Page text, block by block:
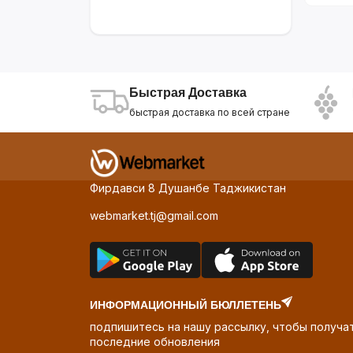
ASUS
Gamma D'ORO 108
Быстрая Доставка
быстрая доставка по всей стране
Фирдавси 8 Душанбе Таджикистан
webmarket.tj@gmail.com
ИНФОРМАЦИОННЫЙ БЮЛЛЕТЕНЬ
подпишитесь на нашу рассылку, чтобы
последние обновления